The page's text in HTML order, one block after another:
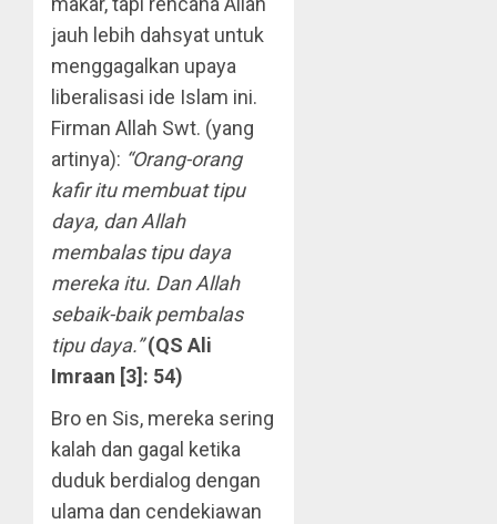
jauh lebih dahsyat untuk
menggagalkan upaya
liberalisasi ide Islam ini.
Firman Allah Swt. (yang
artinya): “Orang-orang
kafir itu membuat tipu
daya, dan Allah
membalas tipu daya
mereka itu. Dan Allah
sebaik-baik pembalas
tipu daya.” (QS Ali
Imraan [3]: 54)
Bro en Sis, mereka sering
kalah dan gagal ketika
duduk berdialog dengan
ulama dan cendekiawan